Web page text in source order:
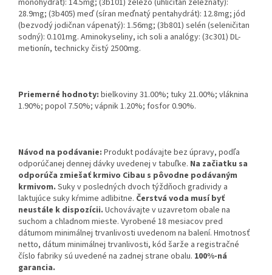
monohydrát): 14.5mg; (3b101) železo (uhličitan železnatý):
28.9mg; (3b405) meď (síran meďnatý pentahydrát): 12.8mg; jód
(bezvodý jodičnan vápenatý): 1.56mg; (3b801) selén (seleničitan
sodný): 0.101mg. Aminokyseliny, ich soli a analógy: (3c301) DL-
metionín, technicky čistý 2500mg.
Priemerné hodnoty: bielkoviny 31.00%; tuky 21.00%; vláknina
1.90%; popol 7.50%; vápnik 1.20%; fosfor 0.90%.
Návod na podávanie: Produkt podávajte bez úpravy, podľa
odporúčanej dennej dávky uvedenej v tabuľke. Na začiatku sa
odporúča zmiešať krmivo Cibau s pôvodne podávaným
krmivom. Suky v posledných dvoch týždňoch gradividy a
laktujúce suky kŕmime adlibitne. Čerstvá voda musí byť
neustále k dispozícii. Uchovávajte v uzavretom obale na
suchom a chladnom mieste. Vyrobené 18 mesiacov pred
dátumom minimálnej trvanlivosti uvedenom na balení. Hmotnosť
netto, dátum minimálnej trvanlivosti, kód šarže a registračné
číslo fabriky sú uvedené na zadnej strane obalu. 100%-ná
garancia.